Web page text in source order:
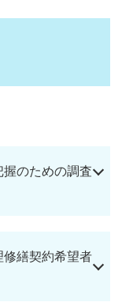
握のための調査
修繕契約希望者